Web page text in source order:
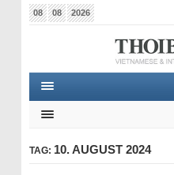
08 08 2026
TAG: 10. AUGUST 2024